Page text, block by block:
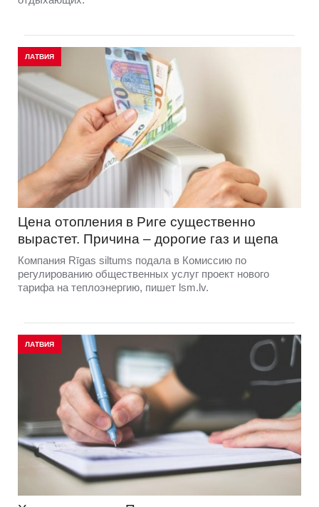
ЛАТВИЯ
Цена отопления в Риге существенно
вырастет. Причина – дорогие газ и щепа
Компания Rīgas siltums подала в Комиссию по
регулированию общественных услуг проект нового
тарифа на теплоэнергию, пишет lsm.lv.
ЛАТВИЯ